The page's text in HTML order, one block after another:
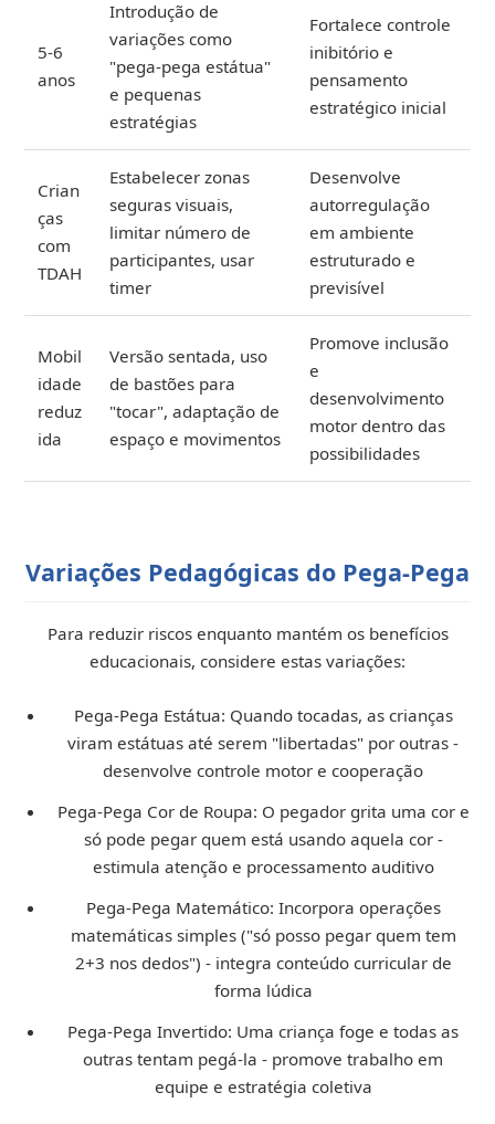
5-6
anos
Introdução de
variações como
"pega-pega estátua"
e pequenas
estratégias
Fortalece controle
inibitório e
pensamento
estratégico inicial
Crian
ças
com
TDAH
Estabelecer zonas
seguras visuais,
limitar número de
participantes, usar
timer
Desenvolve
autorregulação
em ambiente
estruturado e
previsível
Mobil
idade
reduz
ida
Versão sentada, uso
de bastões para
"tocar", adaptação de
espaço e movimentos
Promove inclusão
e
desenvolvimento
motor dentro das
possibilidades
Variações Pedagógicas do Pega-Pega
Para reduzir riscos enquanto mantém os benefícios
educacionais, considere estas variações:
Pega-Pega Estátua: Quando tocadas, as crianças
viram estátuas até serem "libertadas" por outras -
desenvolve controle motor e cooperação
Pega-Pega Cor de Roupa: O pegador grita uma cor e
só pode pegar quem está usando aquela cor -
estimula atenção e processamento auditivo
Pega-Pega Matemático: Incorpora operações
matemáticas simples ("só posso pegar quem tem
2+3 nos dedos") - integra conteúdo curricular de
forma lúdica
Pega-Pega Invertido: Uma criança foge e todas as
outras tentam pegá-la - promove trabalho em
equipe e estratégia coletiva